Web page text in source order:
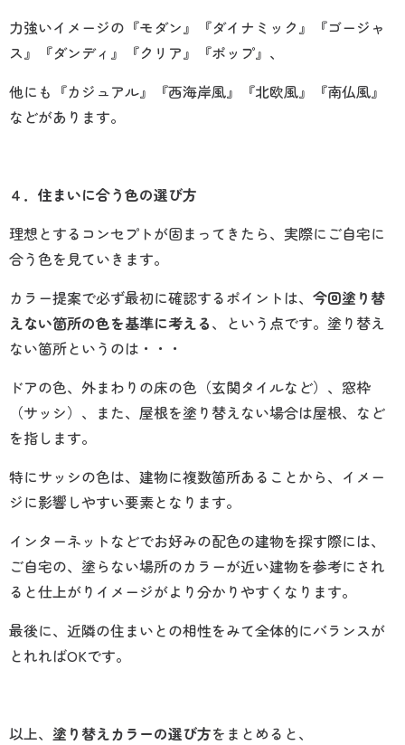
力強いイメージの『モダン』『ダイナミック』『ゴージャ
ス』『ダンディ』『クリア』『ポップ』、
他にも『カジュアル』『西海岸風』『北欧風』『南仏風』
などがあります。
４．住まいに合う色の選び方
理想とするコンセプトが固まってきたら、実際にご自宅に
合う色を見ていきます。
カラー提案で必ず最初に確認するポイントは、 今回塗り替
えない箇所の色を基準に考える、という点です。塗り替え
ない箇所というのは・・・
ドアの色、外まわりの床の色（玄関タイルなど）、窓枠
（サッシ）、また、屋根を塗り替えない場合は屋根、など
を指します。
特にサッシの色は、建物に複数箇所あることから、イメー
ジに影響しやすい要素となります。
インターネットなどでお好みの配色の建物を探す際には、
ご自宅の、塗らない場所のカラーが近い建物を参考にされ
ると仕上がりイメージがより分かりやすくなります。
最後に、近隣の住まいとの相性をみて全体的にバランスが
とれればOKです。
以上、 塗り替えカラーの選び方をまとめると、